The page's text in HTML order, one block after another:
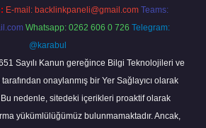
E-mail: backlinkpaneli@gmail.com Teams:
Whatsapp: 0262 606 0 726 Telegram:
@karabul
Sayılı Kanun gereğince Bilgi Teknolojileri ve
onaylanmış bir Yer Sağlayıcı olarak
nedenle, sitedeki içerikleri proaktif olarak
yükümlülüğümüz bulunmamaktadır. Ancak,